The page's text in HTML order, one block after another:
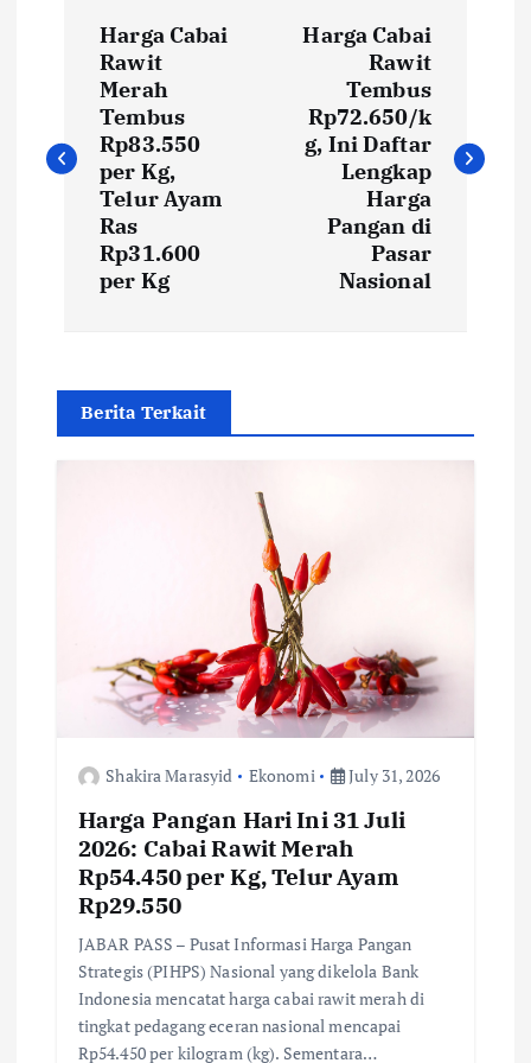
s
t
g
Harga Cabai
Rawit
Merah
Tembus
Rp83.550
per Kg,
Telur Ayam
Ras
Rp31.600
per Kg
Harga Cabai
Rawit
Tembus
Rp72.650/k
g, Ini Daftar
Lengkap
Harga
Pangan di
Pasar
Nasional
Berita Terkait
Shakira Marasyid Ekonomi July 31, 2026
Harga Pangan Hari Ini 31 Juli
2026: Cabai Rawit Merah
Rp54.450 per Kg, Telur Ayam
Rp29.550
JABAR PASS – Pusat Informasi Harga Pangan
Strategis (PIHPS) Nasional yang dikelola Bank
Indonesia mencatat harga cabai rawit merah di
tingkat pedagang eceran nasional mencapai
Rp54.450 per kilogram (kg). Sementara…